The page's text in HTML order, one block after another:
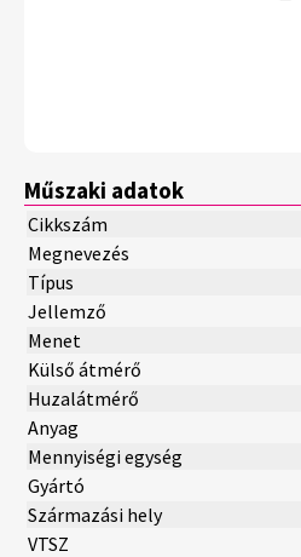
Műszaki adatok
Cikkszám
Megnevezés
Típus
Jellemző
Menet
Külső átmérő
Huzalátmérő
Anyag
Mennyiségi egység
Gyártó
Származási hely
VTSZ